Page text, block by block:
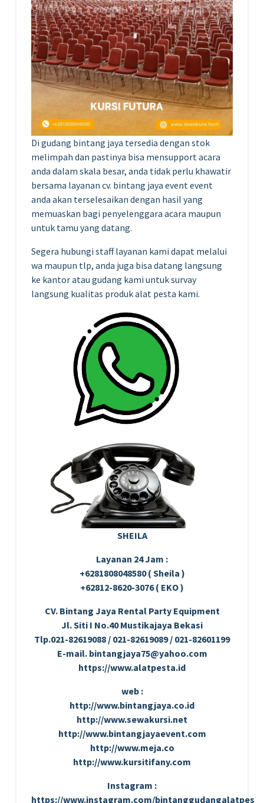
Di gudang bintang jaya tersedia dengan stok
melimpah dan pastinya bisa mensupport acara
anda dalam skala besar, anda tidak perlu khawatir
bersama layanan cv. bintang jaya event event
anda akan terselesaikan dengan hasil yang
memuaskan bagi penyelenggara acara maupun
untuk tamu yang datang.
Segera hubungi staff layanan kami dapat melalui
wa maupun tlp, anda juga bisa datang langsung
ke kantor atau gudang kami untuk survay
langsung kualitas produk alat pesta kami.
SHEILA
Layanan 24 Jam :
+6281808048580 ( Sheila )
+62812-8620-3076 ( EKO )
CV. Bintang Jaya Rental Party Equipment
Jl. Siti I No.40 Mustikajaya Bekasi
Tlp.021-82619088 / 021-82619089 / 021-82601199
E-mail. bintangjaya75@yahoo.com
https://www.alatpesta.id
web :
http://www.bintangjaya.co.id
http://www.sewakursi.net
http://www.bintangjayaevent.com
http://www.meja.co
http://www.kursitifany.com
Instagram :
https://www.instagram.com/